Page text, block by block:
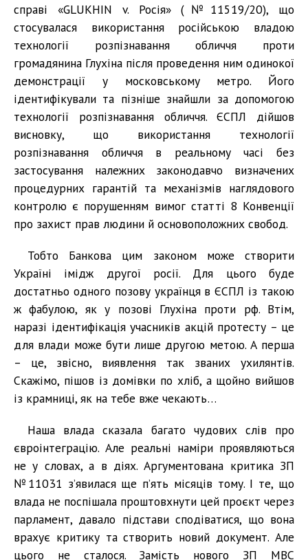
справі «GLUKHIN v. Росія» (№11519/20), що
стосувалася використання російською владою
технології розпізнавання обличчя проти
громадянина Глухіна після проведення ним одинокої
демонстрації у московському метро. Його
ідентифікували та пізніше знайшли за допомогою
технології розпізнавання обличчя. ЄСПЛ дійшов
висновку, що використання технології
розпізнавання обличчя в реальному часі без
застосування належних законодавчо визначених
процедурних гарантій та механізмів наглядового
контролю є порушенням вимог статті 8 Конвенції
про захист прав людини й основоположних свобод.
Тобто Банкова цим законом може створити
Україні імідж другої росії. Для цього буде
достатньо одного позову українця в ЄСПЛ із такою
ж фабулою, як у позові Глухіна проти рф. Втім,
наразі ідентифікація учасників акцій протесту – це
для влади може бути лише другою метою. А перша
– це, звісно, виявлення так званих ухилянтів.
Скажімо, пішов із домівки по хліб, а щойно вийшов
із крамниці, як на тебе вже чекають…
Наша влада сказала багато чудових слів про
євроінтеграцію. Але реальні наміри проявляються
не у словах, а в діях. Аргументована критика ЗП
№11031 з’явилася ще п’ять місяців тому. І те, що
влада не поспішала проштовхнути цей проєкт через
парламент, давало підстави сподіватися, що вона
врахує критику та створить новий документ. Але
цього не сталося. Замість нового ЗП МВС